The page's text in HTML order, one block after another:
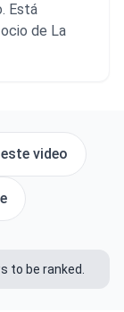
Está
de La
video
to be ranked.